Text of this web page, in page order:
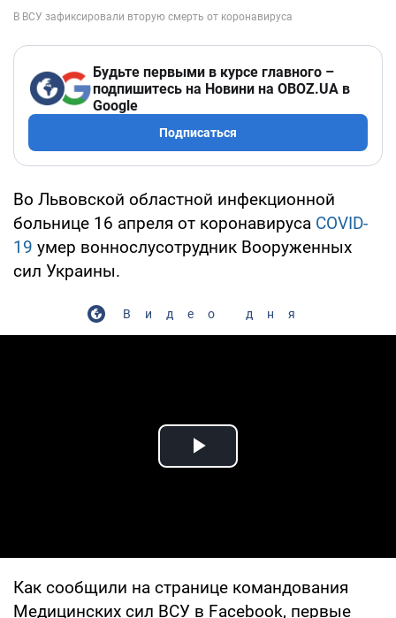
Будьте первыми в курсе главного –
подпишитесь на Новини на OBOZ.UA в
Google
Подписаться
Во Львовской областной инфекционной
больнице 16 апреля от коронавируса COVID-
19 умер воннослусотрудник Вооруженных
сил Украины.
Видео дня
Play Video
Как сообщили на странице командования
Медицинских сил ВСУ в Facebook, первые